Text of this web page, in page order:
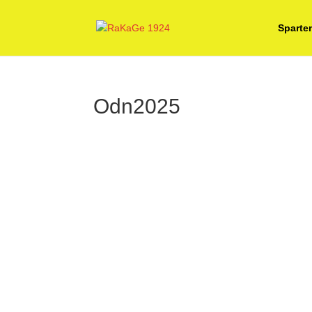
Odn2025